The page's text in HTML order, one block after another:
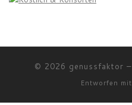
© 2026 genussfaktor –
Entworfen mit